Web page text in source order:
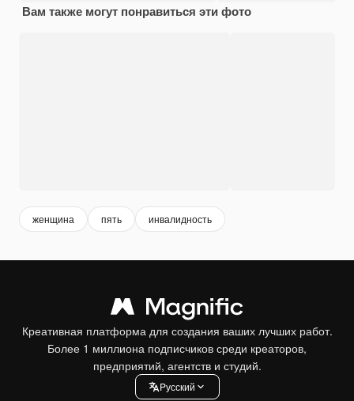
Вам также могут понравиться эти фото
женщина пять инвалидность
Креативная платформа для создания ваших лучших работ.
Более 1 миллиона подписчиков среди креаторов,
предприятий, агентств и студий.
Pусский